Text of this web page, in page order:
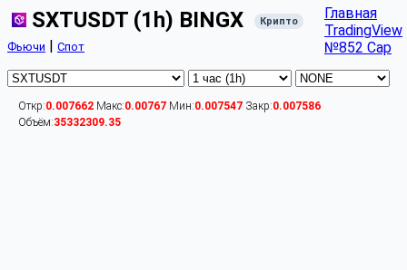
SXTUSDT (1h) BINGX Крипто
Фьючи | Спот
Главная
TradingView
№852 Cap
Откр:0.007662 Макс:0.00767 Мин:0.007547 Закр:0.007586
Объём:35332309.35